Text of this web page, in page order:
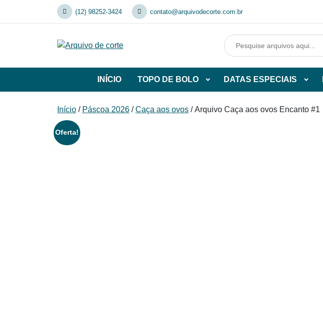
(12) 98252-3424 contato@arquivodecorte.com.br
INÍCIO TOPO DE BOLO
de
DATAS ESPECIAIS
de
Início / Páscoa 2026 /Caça aos ovos / Arquivo Caça aos ovos Encanto #1
Oferta!